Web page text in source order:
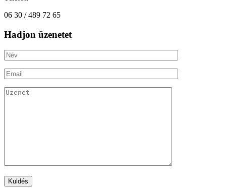
06 30 / 489 72 65
Hadjon üzenetet